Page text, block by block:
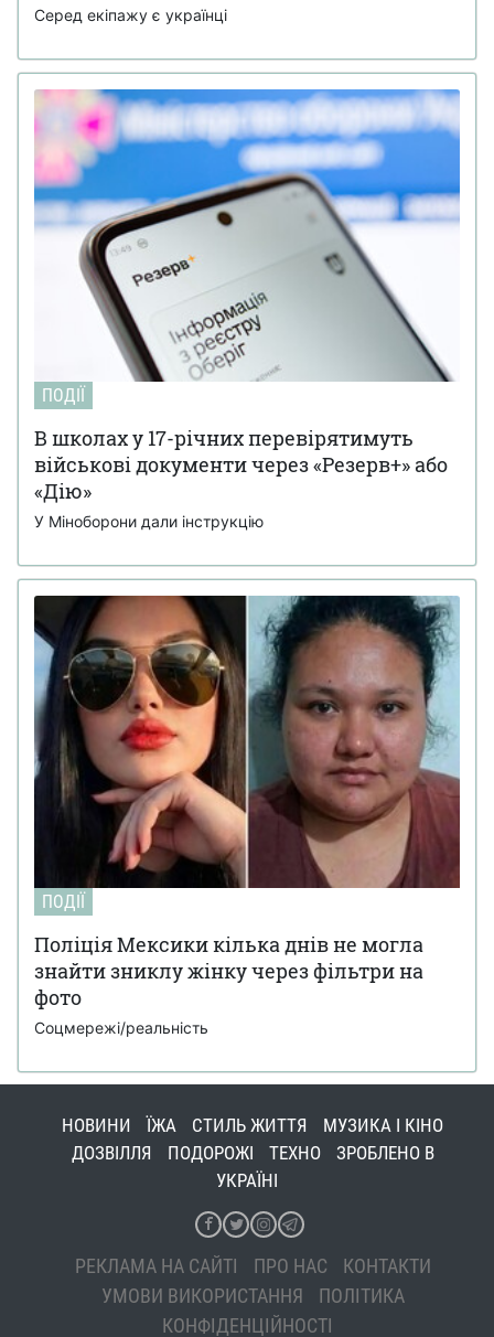
Серед екіпажу є українці
ПОДІЇ
В школах у 17-річних перевірятимуть
військові документи через «Резерв+» або
«Дію»
У Міноборони дали інструкцію
ПОДІЇ
Поліція Мексики кілька днів не могла
знайти зниклу жінку через фільтри на
фото
Соцмережі/реальність
НОВИНИ ЇЖА СТИЛЬ ЖИТТЯ
МУЗИКА І КІНО
ДОЗВІЛЛЯ
ПОДОРОЖІ ТЕХНО
ЗРОБЛЕНО В
УКРАЇНІ
РЕКЛАМА НА САЙТІ ПРО НАС
КОНТАКТИ
УМОВИ ВИКОРИСТАННЯ
ПОЛІТИКА
КОНФІДЕНЦІЙНОСТІ